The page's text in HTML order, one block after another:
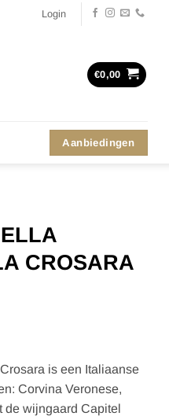
Login
€0,00
Aanbiedingen
CROSARA
is een Italiaanse
Corvina Veronese,
de wijngaard Capitel